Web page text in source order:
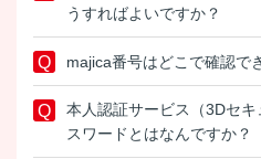
うすればよいですか？
majica番号はどこで確認で
本人認証サービス（3Dセ
スワードとはなんですか？